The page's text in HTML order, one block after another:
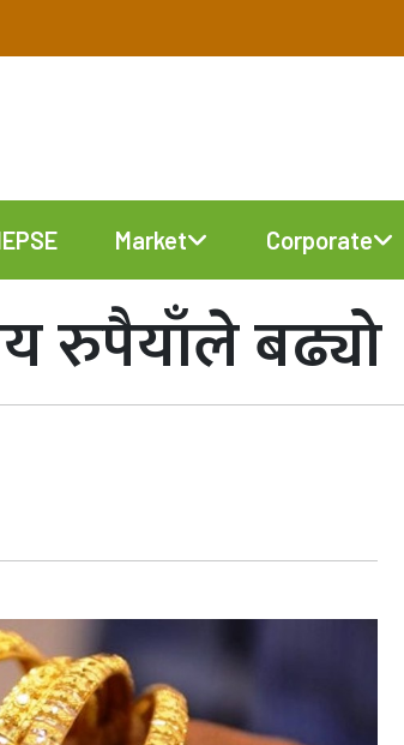
Market Corporate
रुपैयाँले बढ्यो